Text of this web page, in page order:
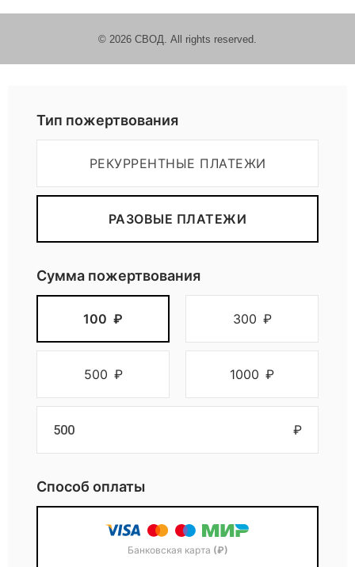
О
Д
»
п
о
з
а
в
и
© 2026 СВОД. All rights reserved.
Тип пожертвования
РЕКУРРЕНТНЫЕ ПЛАТЕЖИ
РАЗОВЫЕ ПЛАТЕЖИ
Сумма пожертвования
100 ₽ 300 ₽
500 ₽ 1000 ₽
₽
Способ оплаты
Банковская карта (₽)